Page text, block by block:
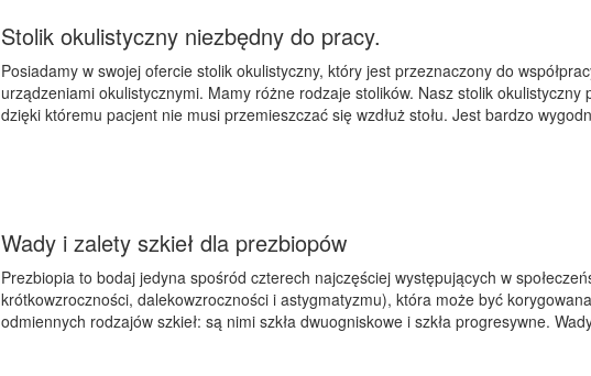
Stolik okulistyczny niezbędny do pracy.
Posiadamy w swojej ofercie stolik okulistyczny, który jest przeznaczony do
urządzeniami okulistycznymi. Mamy różne rodzaje stolików. Nasz stolik okulistyczny
dzięki któremu pacjent nie musi przemieszczać się wzdłuż stołu. Jest bardzo
Wady i zalety szkieł dla prezbiopów
Prezbiopia to bodaj jedyna spośród czterech najczęściej występujących w
krótkowzroczności, dalekowzroczności i astygmatyzmu), która może być
odmiennych rodzajów szkieł: są nimi szkła dwuogniskowe i szkła progresywne.